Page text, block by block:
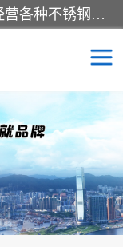
山东华钰金属材料有限公司是一家经营各种不锈钢管材、板材、圆钢、法兰、封头、型材等产品的公司；主营产品有：不锈钢管，激光切割，管件标准件，不锈钢圆钢，不锈钢人孔，不锈钢亮管，不锈钢角钢，不锈钢加工，不锈钢管子，不锈钢工业方管，不锈钢封头，不锈钢法兰，不锈钢阀门，不锈钢槽钢，不锈钢扁钢，不锈钢板等；可为客户制作各种规格的型材及不锈钢配件、非标准件及各种容器具等，能满足客户的不同采购要求。
钢
管